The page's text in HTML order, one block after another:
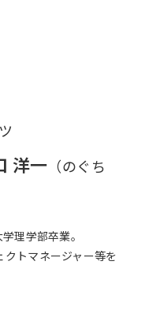
洋一 （のぐち
理学部卒業。
トマネージャー等を